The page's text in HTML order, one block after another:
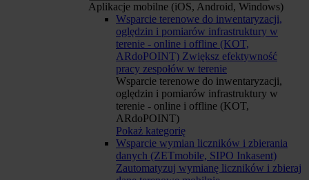
Aplikacje mobilne (iOS, Android, Windows)
Wsparcie terenowe do inwentaryzacji,
oględzin i pomiarów infrastruktury w
terenie - online i offline (KOT,
ARdoPOINT) Zwiększ efektywność
pracy zespołów w terenie
Wsparcie terenowe do inwentaryzacji,
oględzin i pomiarów infrastruktury w
terenie - online i offline (KOT,
ARdoPOINT)
Pokaż kategorię
Wsparcie wymian liczników i zbierania
danych (ZETmobile, SIPO Inkasent)
Zautomatyzuj wymianę liczników i zbieraj